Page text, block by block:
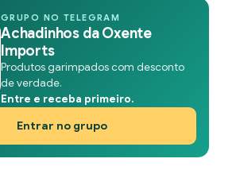
GRUPO NO TELEGRAM
Achadinhos da Oxente
Imports
Produtos garimpados com desconto
de verdade.
Entre e receba primeiro.
Entrar no grupo